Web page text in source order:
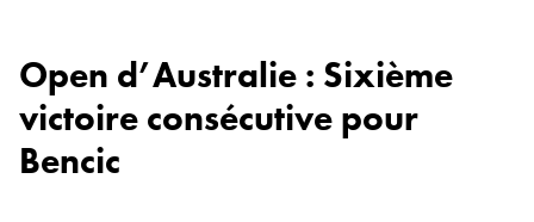
Open d’Australie : Sixième
victoire consécutive pour
Bencic